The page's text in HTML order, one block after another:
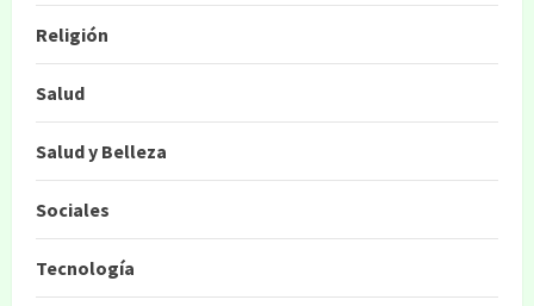
Religión
Salud
Salud y Belleza
Sociales
Tecnología